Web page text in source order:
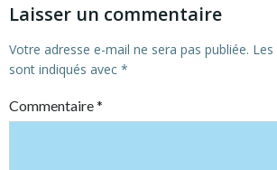
Laisser un commentaire
Votre adresse e-mail ne sera pas publiée.
sont indiqués avec *
Commentaire*